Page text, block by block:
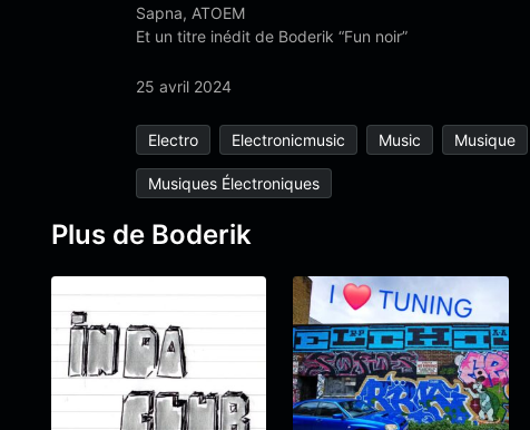
Sapna, ATOEM
Et un titre inédit de Boderik “Fun noir”
25 avril 2024
Electro Electronicmusic Music Musique
Musiques Électroniques
Plus de Boderik